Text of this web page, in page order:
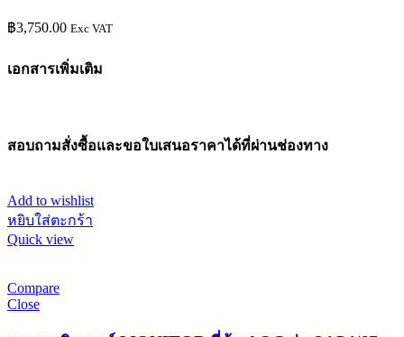
฿3,750.00 Exc VAT
เอกสารเพิ่มเติม
สอบถามสั่งซื้อและขอใบเสนอราคาได้ที่ผ่านช่องทาง
Add to wishlist
หยิบใส่ตะกร้า
Quick view
Compare
Close